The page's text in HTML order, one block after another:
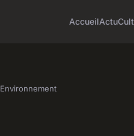
AccueilActu
Environnement